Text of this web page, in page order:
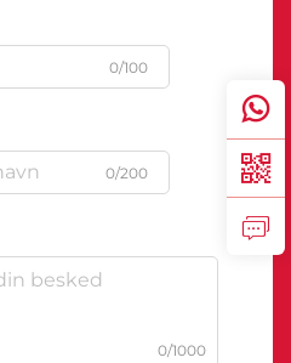
0/100
0/200
0/1000